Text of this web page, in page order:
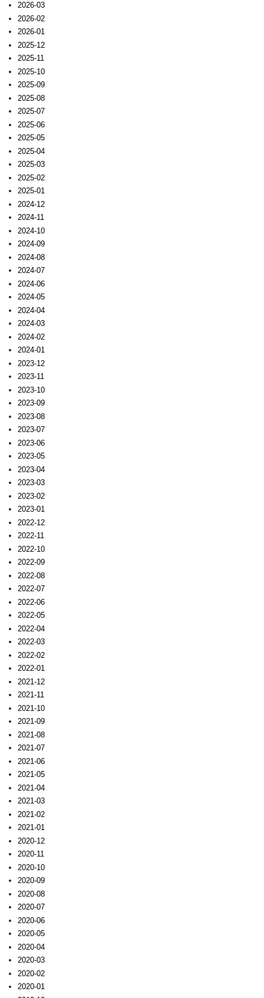
2026-03
2026-02
2026-01
2025-12
2025-11
2025-10
2025-09
2025-08
2025-07
2025-06
2025-05
2025-04
2025-03
2025-02
2025-01
2024-12
2024-11
2024-10
2024-09
2024-08
2024-07
2024-06
2024-05
2024-04
2024-03
2024-02
2024-01
2023-12
2023-11
2023-10
2023-09
2023-08
2023-07
2023-06
2023-05
2023-04
2023-03
2023-02
2023-01
2022-12
2022-11
2022-10
2022-09
2022-08
2022-07
2022-06
2022-05
2022-04
2022-03
2022-02
2022-01
2021-12
2021-11
2021-10
2021-09
2021-08
2021-07
2021-06
2021-05
2021-04
2021-03
2021-02
2021-01
2020-12
2020-11
2020-10
2020-09
2020-08
2020-07
2020-06
2020-05
2020-04
2020-03
2020-02
2020-01